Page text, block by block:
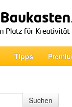
Tipps
Suchen